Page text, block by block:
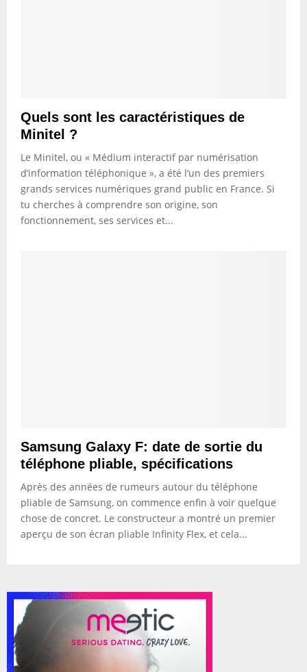
Quels sont les caractéristiques de
Minitel ?
Le Minitel, ou « Médium interactif par numérisation
d’information téléphonique », a été l’un des premiers
grands services numériques grand public en France. Si
tu cherches à comprendre son origine, son
fonctionnement, ses services et...
Samsung Galaxy F: date de sortie du
téléphone pliable, spécifications
Après des années de rumeurs autour du téléphone
pliable de Samsung, on commence enfin à voir quelque
chose de concret. Le constructeur a montré un premier
aperçu de son écran pliable Infinity Flex, et cela...